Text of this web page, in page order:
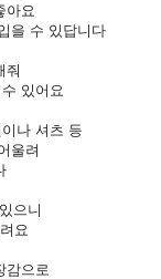
아요
을 수 있답니다
줘
있어요
나 셔츠 등
울려
으니
요
감으로